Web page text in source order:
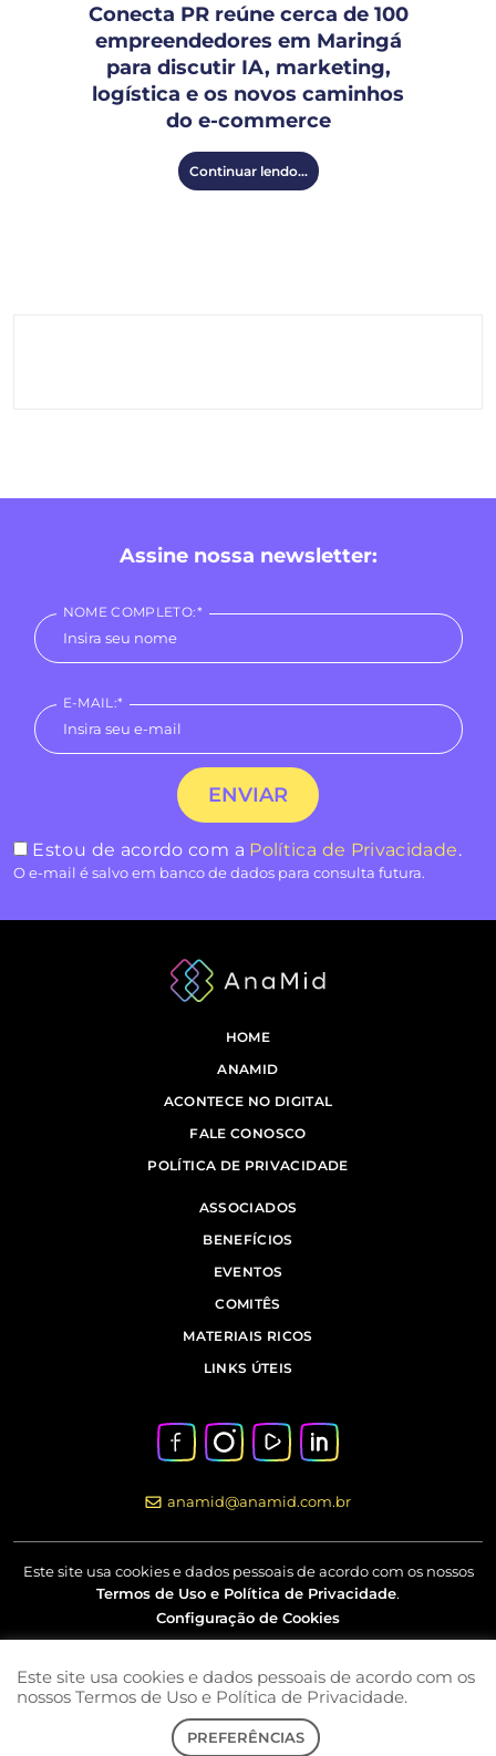
Conecta PR reúne cerca de 100
empreendedores em Maringá
para discutir IA, marketing,
logística e os novos caminhos
do e-commerce
Continuar lendo...
Assine nossa newsletter:
NOME COMPLETO:*
E-MAIL:*
Estou de acordo com a Política de Privacidade.
O e-mail é salvo em banco de dados para consulta futura.
HOME
ANAMID
ACONTECE NO DIGITAL
FALE CONOSCO
POLÍTICA DE PRIVACIDADE
ASSOCIADOS
BENEFÍCIOS
EVENTOS
COMITÊS
MATERIAIS RICOS
LINKS ÚTEIS
anamid@anamid.com.br
Este site usa cookies e dados pessoais de acordo com os nossos
Termos de Uso e Política de Privacidade.
Configuração de Cookies
Av Marquês de São Vicente, nº 230 – 18º andar – Barra Funda –
Este site usa cookies e dados pessoais de acordo com os
nossos Termos de Uso e Política de Privacidade.
PREFERÊNCIAS